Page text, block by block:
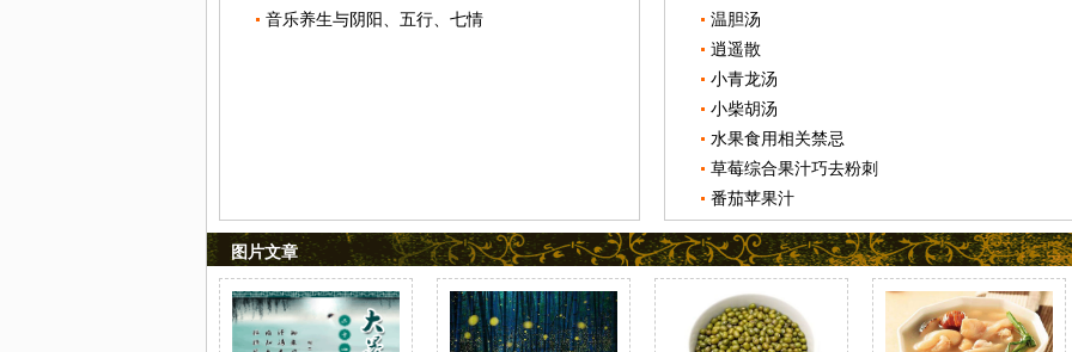
音乐养生与阴阳、五行、七情
温胆汤
逍遥散
小青龙汤
小柴胡汤
水果食用相关禁忌
草莓综合果汁巧去粉刺
番茄苹果汁
图片文章